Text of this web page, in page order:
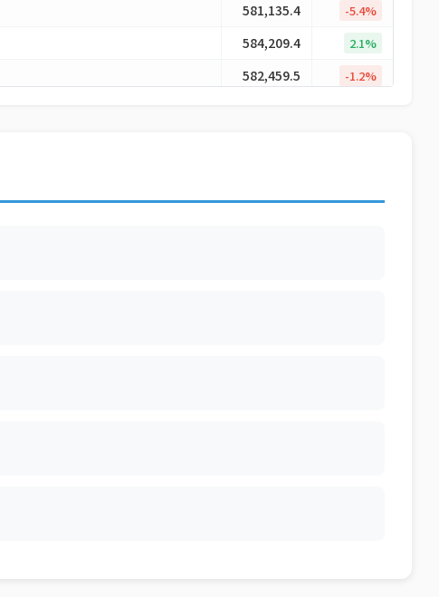
581,135.4 -5.4%
584,209.4 2.1%
582,459.5 -1.2%
591,344.0 2.0%